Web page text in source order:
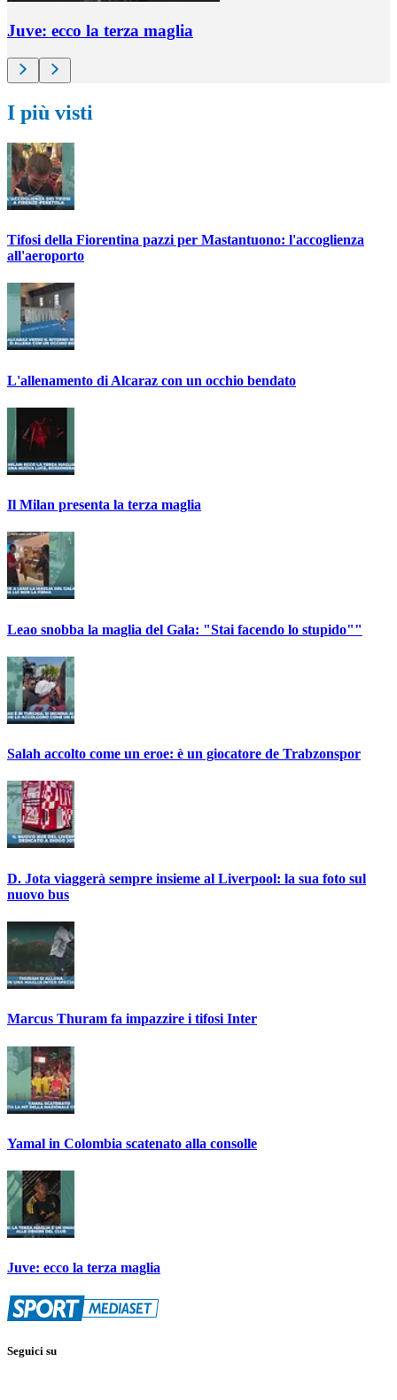
Juve: ecco la terza maglia
I più visti
Tifosi della Fiorentina pazzi per Mastantuono: l'accoglienza
all'aeroporto
L'allenamento di Alcaraz con un occhio bendato
Il Milan presenta la terza maglia
Leao snobba la maglia del Gala: "Stai facendo lo stupido""
Salah accolto come un eroe: è un giocatore de Trabzonspor
D. Jota viaggerà sempre insieme al Liverpool: la sua foto sul
nuovo bus
Marcus Thuram fa impazzire i tifosi Inter
Yamal in Colombia scatenato alla consolle
Juve: ecco la terza maglia
Seguici su